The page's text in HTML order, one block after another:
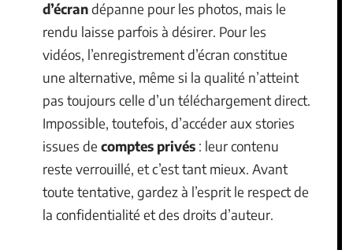
d’écrandépanne pour les photos, mais le
rendu laisse parfois à désirer. Pour les
vidéos, l’enregistrement d’écran constitue
une alternative, même si la qualité n’atteint
pas toujours celle d’un téléchargement direct.
Impossible, toutefois, d’accéder aux stories
issues de comptes privés : leur contenu
reste verrouillé, et c’est tant mieux. Avant
toute tentative, gardez à l’esprit le respect de
la confidentialité et des droits d’auteur.